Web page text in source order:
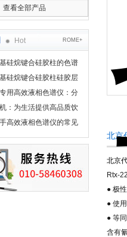
查看全部产品
Hot ROME+
硅烷键合硅胶柱的色谱
硅烷键合硅胶柱硅胶层
装柱
用高效液相色谱仪：分
的仪器
：为生活提供高品质饮
高效液相色谱仪的常见
北京
北京
Rtx-
● 极
● 使
● 等
含有